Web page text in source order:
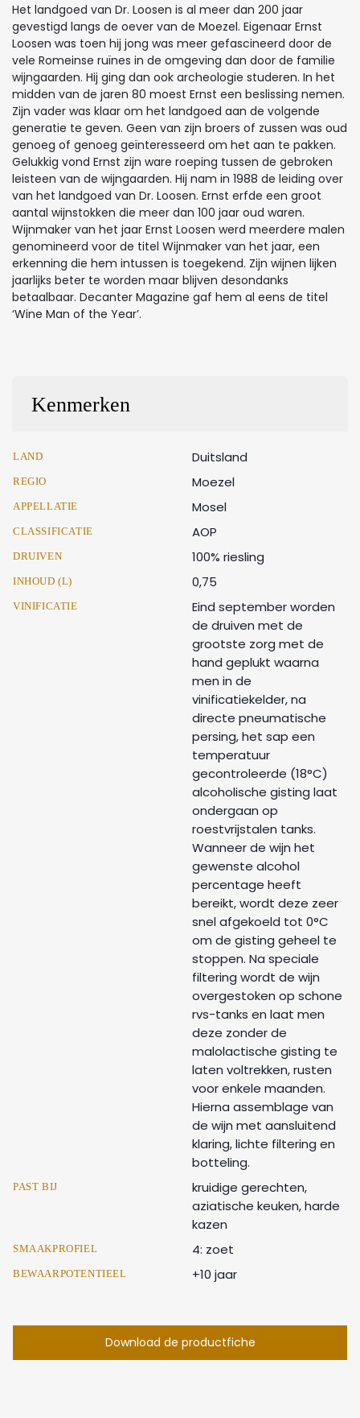
Het landgoed van Dr. Loosen is al meer dan 200 jaar
gevestigd langs de oever van de Moezel. Eigenaar Ernst
Loosen was toen hij jong was meer gefascineerd door de
vele Romeinse ruïnes in de omgeving dan door de familie
wijngaarden. Hij ging dan ook archeologie studeren. In het
midden van de jaren 80 moest Ernst een beslissing nemen.
Zijn vader was klaar om het landgoed aan de volgende
generatie te geven. Geen van zijn broers of zussen was oud
genoeg of genoeg geïnteresseerd om het aan te pakken.
Gelukkig vond Ernst zijn ware roeping tussen de gebroken
leisteen van de wijngaarden. Hij nam in 1988 de leiding over
van het landgoed van Dr. Loosen. Ernst erfde een groot
aantal wijnstokken die meer dan 100 jaar oud waren.
Wijnmaker van het jaar Ernst Loosen werd meerdere malen
genomineerd voor de titel Wijnmaker van het jaar, een
erkenning die hem intussen is toegekend. Zijn wijnen lijken
jaarlijks beter te worden maar blijven desondanks
betaalbaar. Decanter Magazine gaf hem al eens de titel
‘Wine Man of the Year’.
Kenmerken
LAND Duitsland
REGIO Moezel
APPELLATIE Mosel
CLASSIFICATIE AOP
DRUIVEN 100% riesling
INHOUD (L) 0,75
VINIFICATIE
Eind september worden
de druiven met de
grootste zorg met de
hand geplukt waarna
men in de
vinificatiekelder, na
directe pneumatische
persing, het sap een
temperatuur
gecontroleerde (18°C)
alcoholische gisting laat
ondergaan op
roestvrijstalen tanks.
Wanneer de wijn het
gewenste alcohol
percentage heeft
bereikt, wordt deze zeer
snel afgekoeld tot 0°C
om de gisting geheel te
stoppen. Na speciale
filtering wordt de wijn
overgestoken op schone
rvs-tanks en laat men
deze zonder de
malolactische gisting te
laten voltrekken, rusten
voor enkele maanden.
Hierna assemblage van
de wijn met aansluitend
klaring, lichte filtering en
botteling.
PAST BIJ
kruidige gerechten,
aziatische keuken, harde
kazen
SMAAKPROFIEL 4: zoet
BEWAARPOTENTIEEL +10 jaar
Download de productfiche